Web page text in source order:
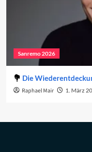
Sanremo 2026
Die
Raphael Mair 1. März